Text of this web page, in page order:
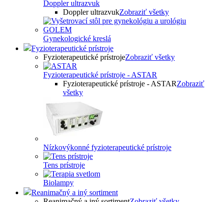
Doppler ultrazvuk
Doppler ultrazvukZobraziť všetky
Gynekologické kreslá
Fyzioterapeutické prístroje
Fyzioterapeutické prístrojeZobraziť všetky
Fyzioterapeutické prístroje - ASTAR
Fyzioterapeutické prístroje - ASTARZobraziť
všetky
Nízkovýkonné fyzioterapeutické prístroje
Tens prístroje
Biolampy
Reanimačný a iný sortiment